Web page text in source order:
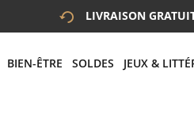
LIVRAISON
BIEN-ÊTRE SOLDES JEUX &
RECHERCHE